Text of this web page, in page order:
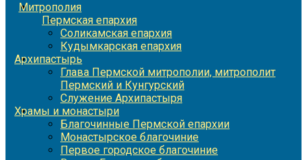
Митрополия
Пермская епархия
Соликамская епархия
Кудымкарская епархия
Архипастырь
Глава Пермской митрополии, митрополит
Пермский и Кунгурский
Служение Архипастыря
Храмы и монастыри
Благочинные Пермской епархии
Монастырское благочиние
Первое городское благочиние